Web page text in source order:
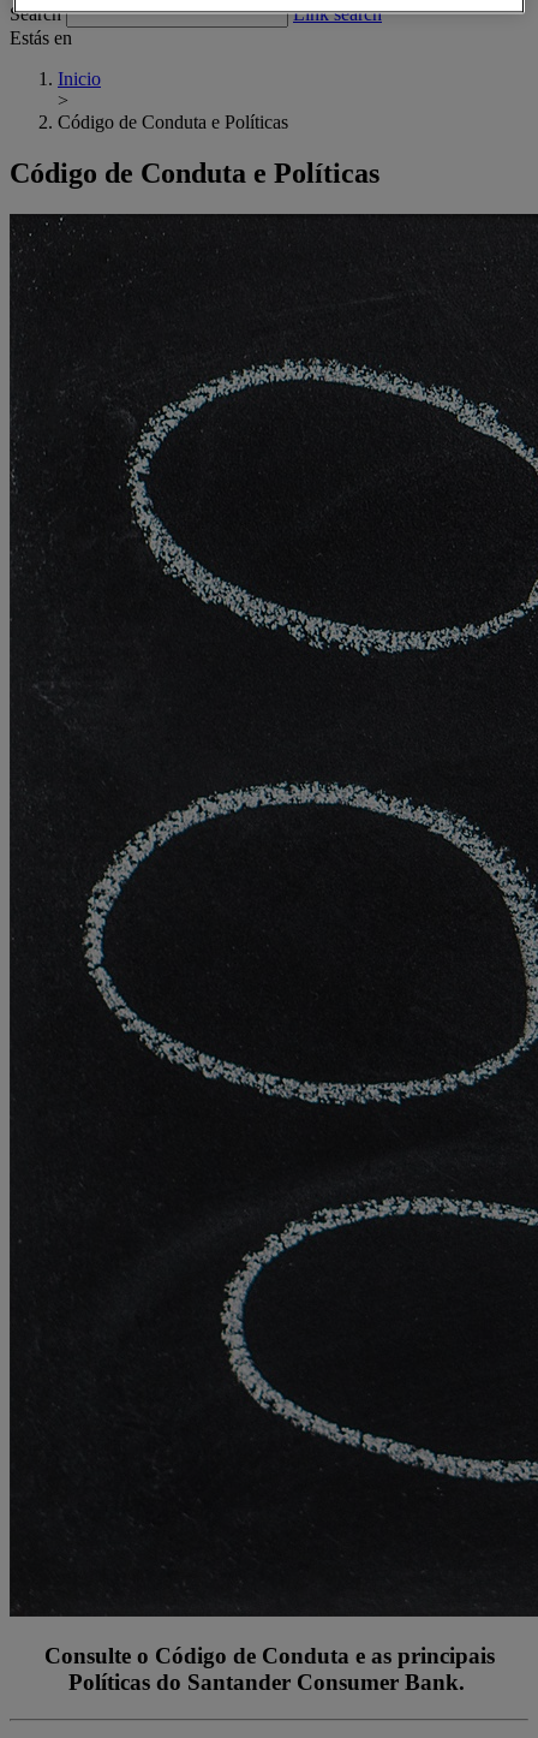
Search
Link search
Estás en
Inicio
>
Código de Conduta e Políticas
Código de Conduta e Políticas
Consulte o Código de Conduta e as principais
Políticas do Santander Consumer Bank.